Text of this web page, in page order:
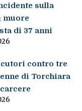
sulla
muore
di 37 anni
contro tre
di Torchiara